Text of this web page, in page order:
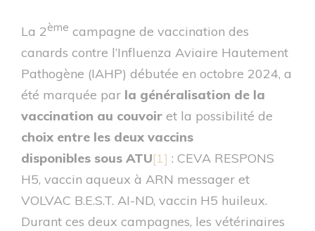
La 2ème campagne de vaccination des
canards contre l’Influenza Aviaire Hautement
Pathogène (IAHP) débutée en octobre 2024, a
été marquée par la généralisation de la
vaccination au couvoir et la possibilité de
choix entre les deux vaccins
disponibles sous ATU[1] : CEVA RESPONS
H5, vaccin aqueux à ARN messager et
VOLVAC B.E.S.T. AI-ND, vaccin H5 huileux.
Durant ces deux campagnes, les vétérinaires